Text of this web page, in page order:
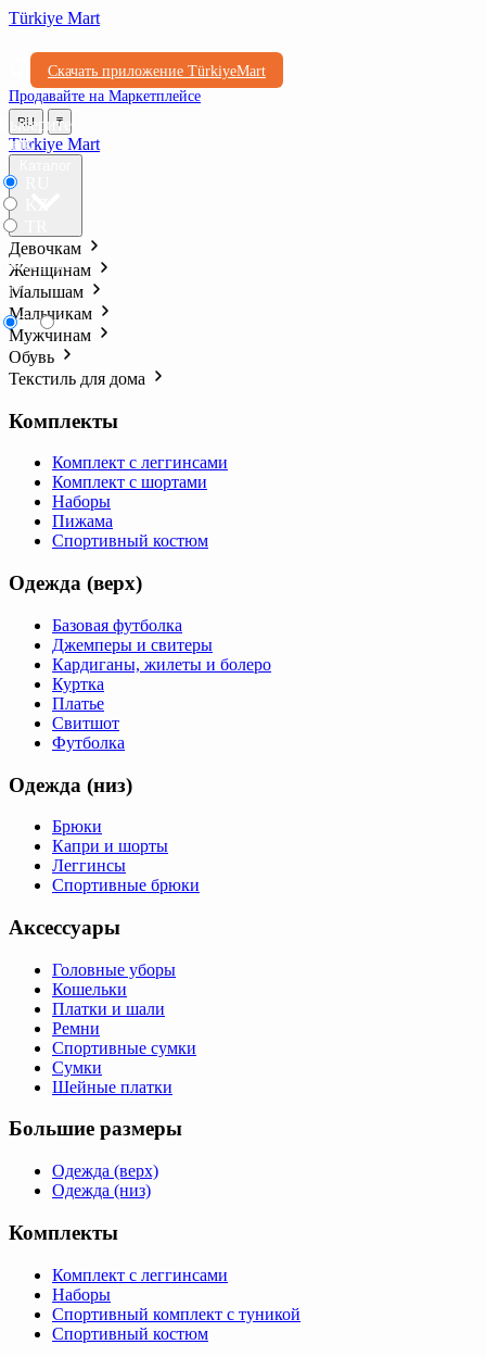
Türkiye Mart
Скачать приложение TürkiyeMart
Продавайте на Маркетплейсе
RU ₸
₸ ₺l
Türkiye Mart
Девочкам
Женщинам
Малышам
Мальчикам
Мужчинам
Обувь
Текстиль для дома
Комплекты
Комплект с леггинсами
Комплект с шортами
Наборы
Пижама
Спортивный костюм
Одежда (верх)
Базовая футболка
Джемперы и свитеры
Кардиганы, жилеты и болеро
Куртка
Платье
Свитшот
Футболка
Одежда (низ)
Брюки
Капри и шорты
Леггинсы
Спортивные брюки
Аксессуары
Головные уборы
Кошельки
Платки и шали
Ремни
Спортивные сумки
Сумки
Шейные платки
Большие размеры
Одежда (верх)
Одежда (низ)
Комплекты
Комплект с леггинсами
Наборы
Спортивный комплект с туникой
Спортивный костюм